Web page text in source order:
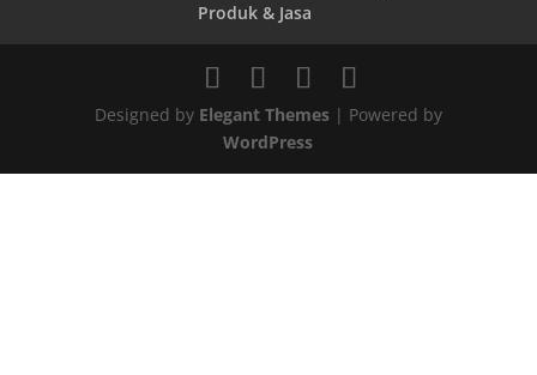
Produk & Jasa
Designed by Elegant Themes| Powered by
WordPress